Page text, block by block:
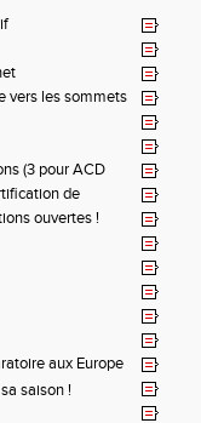
vers les sommets
(3 pour ACD
de
ouvertes !
aux Europe
saison !